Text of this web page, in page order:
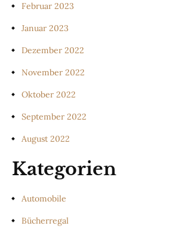
Februar 2023
Januar 2023
Dezember 2022
November 2022
Oktober 2022
September 2022
August 2022
Kategorien
Automobile
Bücherregal